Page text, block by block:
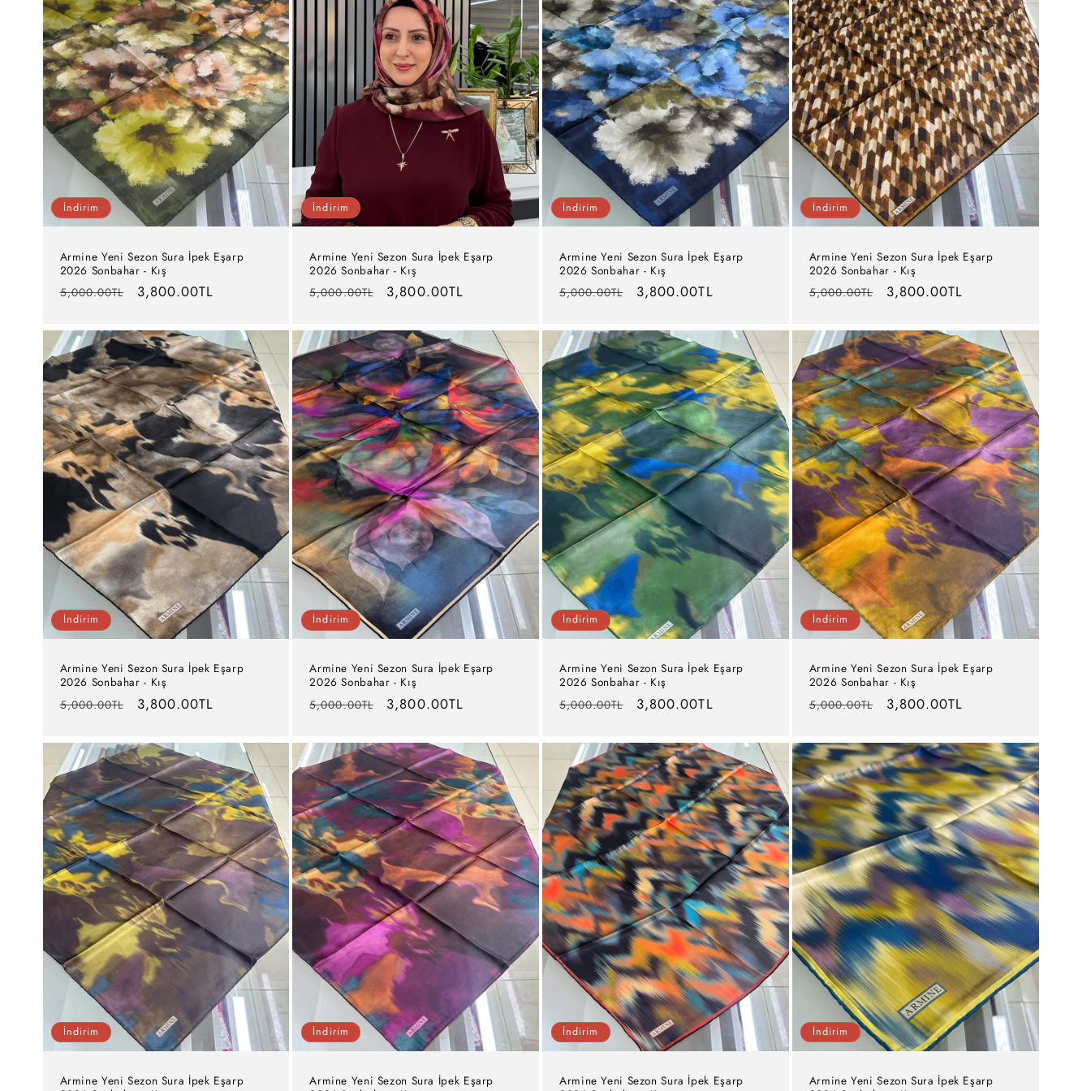
s
i
y
o
n
:
İndirim
Armine Yeni Sezon Sura İpek Eşarp
2026 Sonbahar - Kış
Normal
5,000.00TL
İndirimli
3,800.00TL
İndirim
Armine Yeni Sezon Sura İpek Eşarp
2026 Sonbahar - Kış
Normal
5,000.00TL
İndirimli
3,800.00TL
İndirim
Armine Yeni Sezon Sura İpek Eşarp
2026 Sonbahar - Kış
Normal
5,000.00TL
İndirimli
3,800.00TL
İndirim
Armine Yeni Sezon Sura İpek Eşarp
2026 Sonbahar - Kış
Normal
5,000.00TL
İndirimli
3,800.00TL
İndirim
Armine Yeni Sezon Sura İpek Eşarp
2026 Sonbahar - Kış
Normal
5,000.00TL
İndirimli
3,800.00TL
İndirim
Armine Yeni Sezon Sura İpek Eşarp
2026 Sonbahar - Kış
Normal
5,000.00TL
İndirimli
3,800.00TL
İndirim
Armine Yeni Sezon Sura İpek Eşarp
2026 Sonbahar - Kış
Normal
5,000.00TL
İndirimli
3,800.00TL
İndirim
Armine Yeni Sezon Sura İpek Eşarp
2026 Sonbahar - Kış
Normal
5,000.00TL
İndirimli
3,800.00TL
İndirim
Armine Yeni Sezon Sura İpek Eşarp
İndirim
Armine Yeni Sezon Sura İpek Eşarp
İndirim
Armine Yeni Sezon Sura İpek Eşarp
İndirim
Armine Yeni Sezon Sura İpek Eşarp